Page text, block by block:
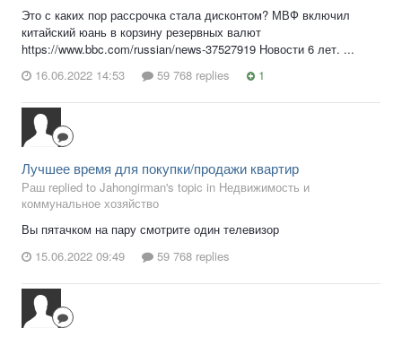
Это с каких пор рассрочка стала дисконтом? МВФ включил
китайский юань в корзину резервных валют
https://www.bbc.com/russian/news-37527919 Новости 6 лет. ...
16.06.2022 14:53
59 768 replies 1
Лучшее время для покупки/продажи квартир
Раш replied to Jahongirman's topic in Недвижимость и
коммунальное хозяйство
Вы пятачком на пару смотрите один телевизор
15.06.2022 09:49
59 768 replies